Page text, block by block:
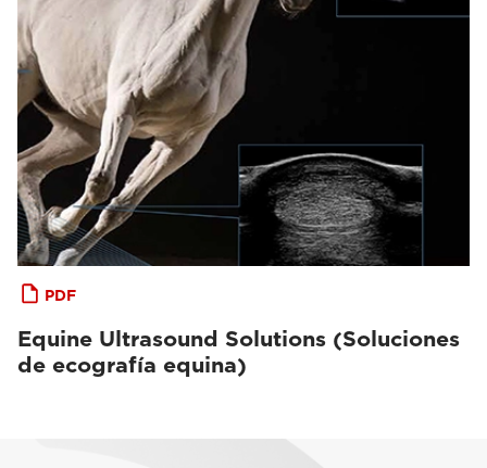
PDF
Equine Ultrasound Solutions (Soluciones
de ecografía equina)